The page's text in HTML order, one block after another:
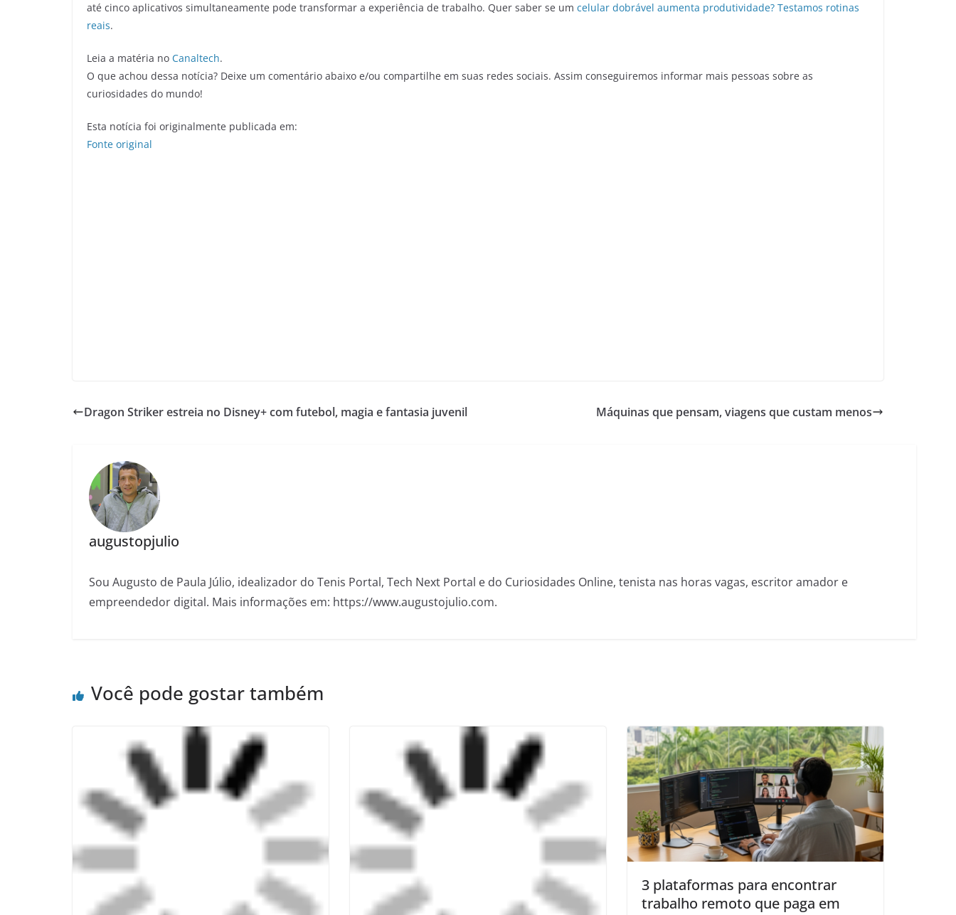
até cinco aplicativos simultaneamente pode transformar a experiência de trabalho. Quer saber se um celular dobrável aumenta produtividade? Testamos rotinas
reais.
Leia a matéria no Canaltech.
O que achou dessa notícia? Deixe um comentário abaixo e/ou compartilhe em suas redes sociais. Assim conseguiremos informar mais pessoas sobre as
curiosidades do mundo!
Esta notícia foi originalmente publicada em:
Fonte original
Dragon Striker estreia no Disney+ com futebol, magia e fantasia juvenil Máquinas que pensam, viagens que custam menos
augustopjulio
Sou Augusto de Paula Júlio, idealizador do Tenis Portal, Tech Next Portal e do Curiosidades Online, tenista nas horas vagas, escritor amador e
empreendedor digital. Mais informações em: https://www.augustojulio.com.
Você pode gostar também
3 plataformas para encontrar
trabalho remoto que paga em